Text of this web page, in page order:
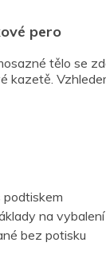
pero
tělo se
kazetě.
podtiskem
na
bez potisku